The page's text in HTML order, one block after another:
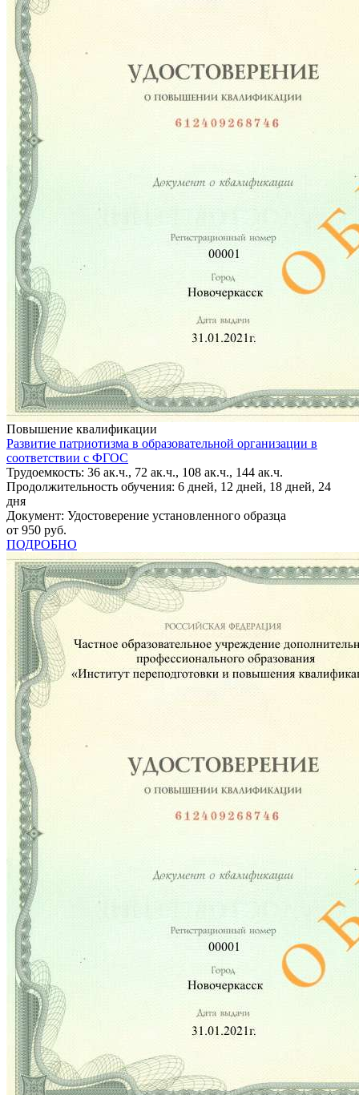
Повышение квалификации
Развитие патриотизма в образовательной организации в
соответствии с ФГОС
Трудоемкость: 36 ак.ч., 72 ак.ч., 108 ак.ч., 144 ак.ч.
Продолжительность обучения: 6 дней, 12 дней, 18 дней, 24
дня
Документ: Удостоверение установленного образца
от 950 руб.
ПОДРОБНО